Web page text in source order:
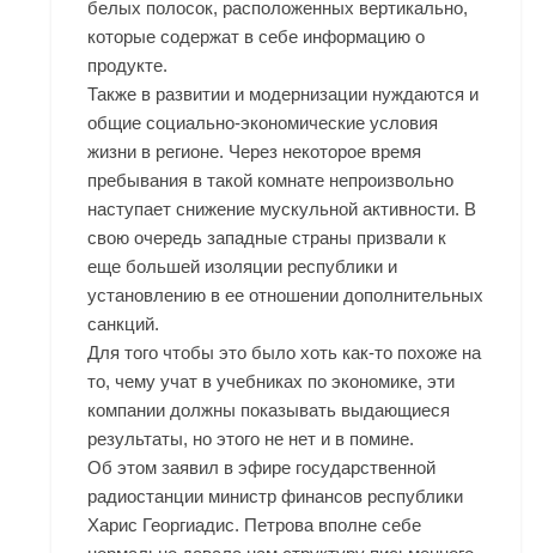
белых полосок, расположенных вертикально,
которые содержат в себе информацию о
продукте.
Также в развитии и модернизации нуждаются и
общие социально-экономические условия
жизни в регионе. Через некоторое время
пребывания в такой комнате непроизвольно
наступает снижение мускульной активности. В
свою очередь западные страны призвали к
еще большей изоляции республики и
установлению в ее отношении дополнительных
санкций.
Для того чтобы это было хоть как-то похоже на
то, чему учат в учебниках по экономике, эти
компании должны показывать выдающиеся
результаты, но этого не нет и в помине.
Об этом заявил в эфире государственной
радиостанции министр финансов республики
Харис Георгиадис. Петрова вполне себе